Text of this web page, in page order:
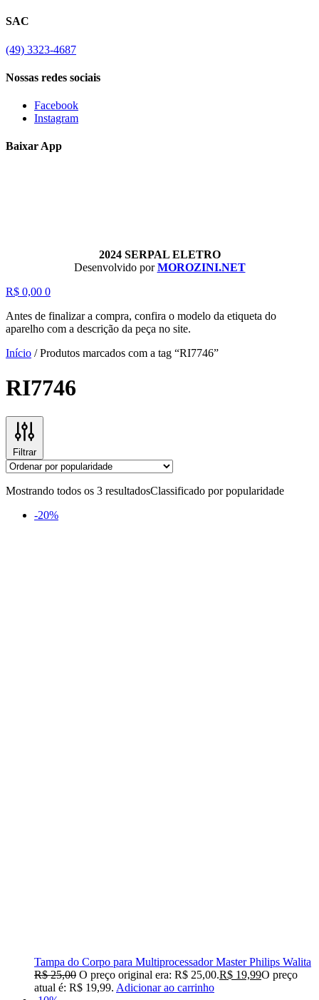
SAC
(49) 3323-4687
Nossas redes sociais
Facebook
Instagram
Baixar App
2024 SERPAL ELETRO
Desenvolvido porMOROZINI.NET
R$ 0,00 0
Antes de finalizar a compra, confira o modelo da etiqueta do
aparelho com a descrição da peça no site.
Início /Produtos marcados com a tag “RI7746”
RI7746
Filtrar
Mostrando todos os 3 resultadosClassificado por popularidade
-20%
Tampa do Corpo para Multiprocessador Master Philips Walita
R$25,00 O preço original era: R$ 25,00.R$ 19,99O preço
atual é: R$ 19,99. Adicionar ao carrinho